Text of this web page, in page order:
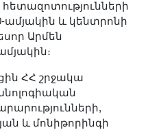
ամյակին և կենտրոնի
Արմեն
ՀՀ շրջակա
և մոնիթորինգի